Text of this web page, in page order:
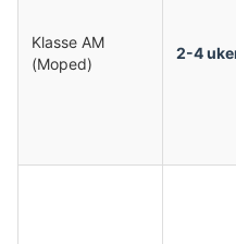
Klasse AM
(Moped)
2-4